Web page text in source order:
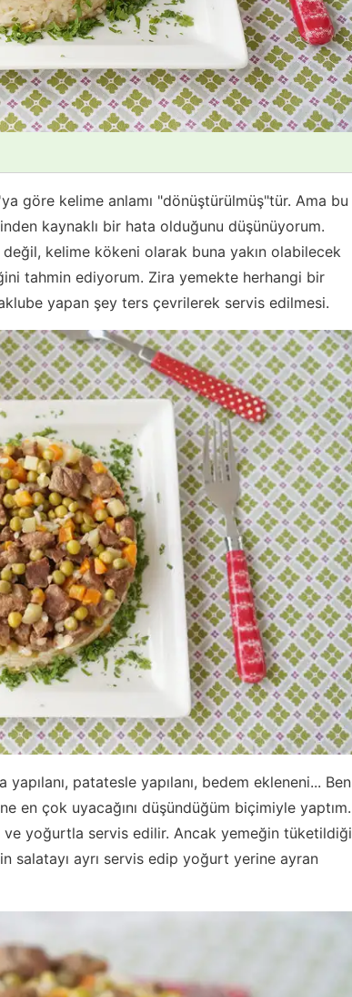
göre kelime anlamı "dönüştürülmüş"tür. Ama bu
kaynaklı bir hata olduğunu düşünüyorum.
kelime kökeni olarak buna yakın olabilecek
tahmin ediyorum. Zira yemekte herhangi bir
yapan şey ters çevrilerek servis edilmesi.
patatesle yapılanı, bedem ekleneni... Ben
en çok uyacağını düşündüğüm biçimiyle yaptım.
yoğurtla servis edilir. Ancak yemeğin tüketildiği
salatayı ayrı servis edip yoğurt yerine ayran